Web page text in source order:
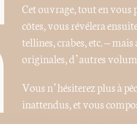
Cet ouvrage, tout en vous
côtes, vous révélera
tellines, crabes, etc. –
originales, d’autres
Vous n’hésiterez plus à
inattendus, et vous